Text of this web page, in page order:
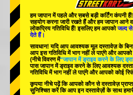
टोक्यो अकीहबारा#2
टोक्यो शिबुया एनेक्स
टोक्यो असाकुसा
ओकिनावा
हम जापान मेंपहलेऔरसबसे बड़ी कर्टिंग कंपनी
सहयोग करना जारी रखते हैं और हम जापान आने
लोकप्रिय गतिविधिहैं! इसलिए हम आपकोजल्द
देते हैं।
सावधान! यदि आप आवश्यक मूल दस्तावेज़ के
आप इस गतिविधि में भाग नहीं ले पाएंगे और आपको
(नीचे विवरण में“जापान में ड्राइव करने के लिए
पास जापान में ड्राइव करने के लिए आवश्यक
गतिविधि में भाग नहीं ले पाएंगे और आपको कोई
कृपया नीचे पढ़ें कि आपको कौन से दस्तावेज़
सुनिश्चित करें कि आप इन दस्तावेज़ों के साथ